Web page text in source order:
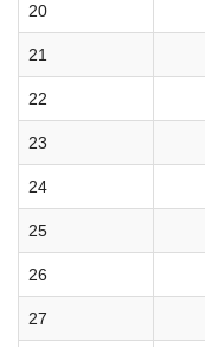
20
21
22
23
24
25
26
27